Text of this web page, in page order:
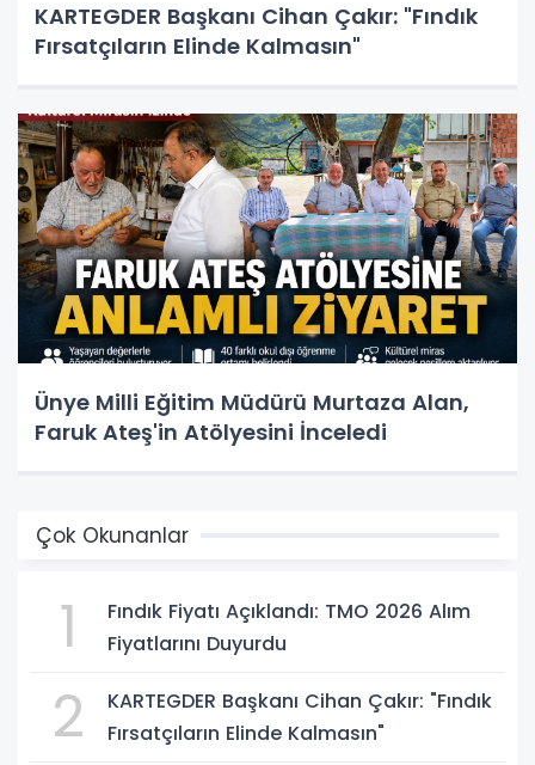
KARTEGDER Başkanı Cihan Çakır: "Fındık
Fırsatçıların Elinde Kalmasın"
Ünye Milli Eğitim Müdürü Murtaza Alan,
Faruk Ateş'in Atölyesini İnceledi
Çok Okunanlar
1
Fındık Fiyatı Açıklandı: TMO 2026 Alım
Fiyatlarını Duyurdu
2
KARTEGDER Başkanı Cihan Çakır: "Fındık
Fırsatçıların Elinde Kalmasın"